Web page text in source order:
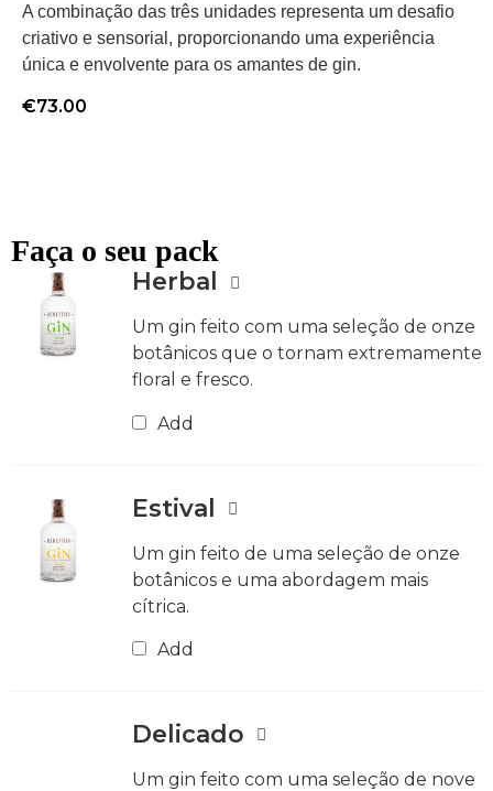
A combinação das três unidades representa um desafio
criativo e sensorial, proporcionando uma experiência
única e envolvente para os amantes de gin.
€73.00
Faça o seu pack
Herbal
Um gin feito com uma seleção de onze
botânicos que o tornam extremamente
floral e fresco.
Add
Estival
Um gin feito de uma seleção de onze
botânicos e uma abordagem mais
cítrica.
Add
Delicado
Um gin feito com uma seleção de nove